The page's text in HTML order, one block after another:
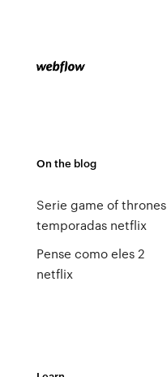
On the blog
Serie game of thrones
temporadas netflix
Pense como eles 2
netflix